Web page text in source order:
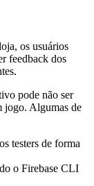
os usuários
feedback dos
pode não ser
jogo. Algumas de
testers de forma
o Firebase CLI